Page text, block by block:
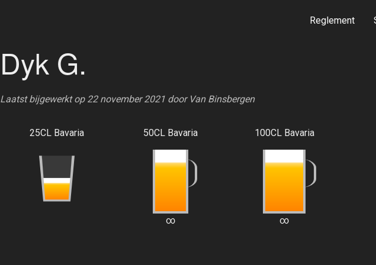
Reglement
Dyk G.
Laatst bijgewerkt op 22 november 2021 door Van Binsbergen
25CL Bavaria 50CL Bavaria
∞
100CL Bavaria
∞